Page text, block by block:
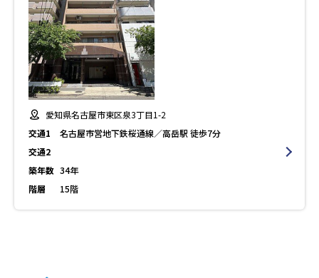
愛知県名古屋市東区泉3丁目1-2
交通1
名古屋市営地下鉄桜通線／高岳駅 徒歩7分
交通2
築年数 34年
階層
15階